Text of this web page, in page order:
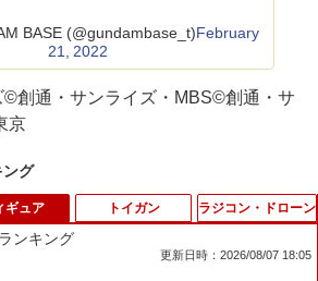
BASE (@gundambase_t)February
21, 2022
創通・サンライズ・MBS©創通・サ
京
グ
ギュア
ンキング
更新日時：2026/08/07 18:05
トイガン ラジコン・ドローン